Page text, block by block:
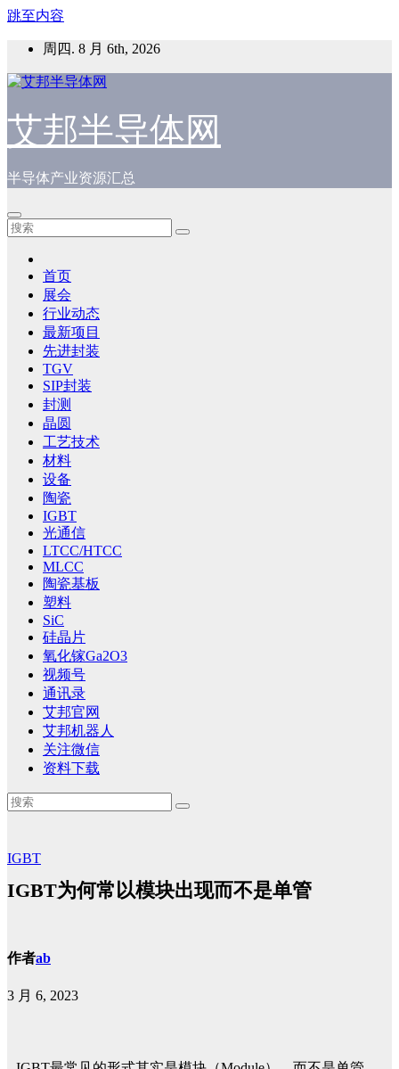
跳至内容
周四. 8 月 6th, 2026
艾邦半导体网
半导体产业资源汇总
首页
展会
行业动态
最新项目
先进封装
TGV
SIP封装
封测
晶圆
工艺技术
材料
设备
陶瓷
IGBT
光通信
LTCC/HTCC
MLCC
陶瓷基板
塑料
SiC
硅晶片
氧化镓Ga2O3
视频号
通讯录
艾邦官网
艾邦机器人
关注微信
资料下载
IGBT
IGBT为何常以模块出现而不是单管
作者ab
3 月 6, 2023